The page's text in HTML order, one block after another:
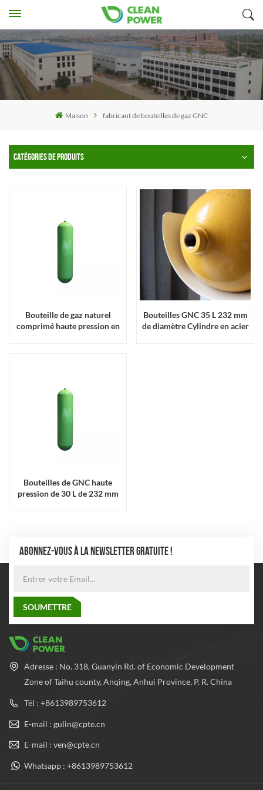
Maison fabricant de bouteilles de gaz GNC
CATÉGORIES DE PRODUITS
Bouteille de gaz naturel
comprimé haute pression en
Bouteilles GNC 35 L 232 mm
de diamètre Cylindre en acier
Bouteilles de GNC haute
pression de 30 L de 232 mm
ABONNEZ-VOUS À LA NEWSLETTER GRATUITE !
Adresse : No. 318, Guanyin Rd. of Economic Development
Zone of Taihu county, Anqing, Anhui Province, P. R. China
Tél : +8613989753612
E-mail : gulin@cpte.cn
E-mail : ven@cpte.cn
Whatsapp : +8613989753612